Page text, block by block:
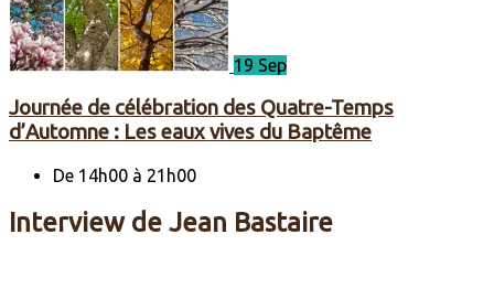
19 Sep
Journée de célébration des Quatre-Temps
d’Automne : Les eaux vives du Baptême
De 14h00 à 21h00
Interview de Jean Bastaire